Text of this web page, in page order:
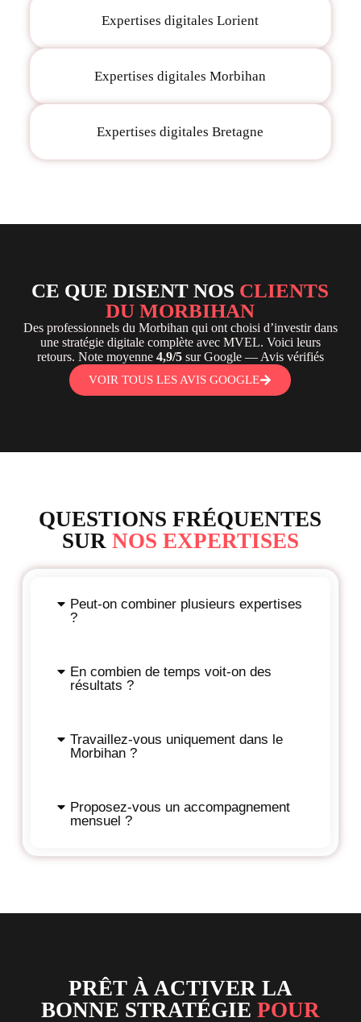
Expertises digitales Lorient
Expertises digitales Morbihan
Expertises digitales Bretagne
CE QUE DISENT NOS CLIENTS
DU MORBIHAN
Des professionnels du Morbihan qui ont choisi d’investir dans
une stratégie digitale complète avec MVEL. Voici leurs
retours. Note moyenne 4,9/5sur Google — Avis vérifiés
VOIR TOUS LES AVIS GOOGLE
QUESTIONS FRÉQUENTES
SUR NOS EXPERTISES
Peut-on combiner plusieurs expertises
?
En combien de temps voit-on des
résultats ?
Travaillez-vous uniquement dans le
Morbihan ?
Proposez-vous un accompagnement
mensuel ?
PRÊT À ACTIVER LA
BONNE STRATÉGIE POUR